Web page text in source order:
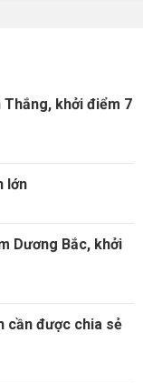
khởi điểm 7
lớn
Dương Bắc, khởi
cần được chia sẻ